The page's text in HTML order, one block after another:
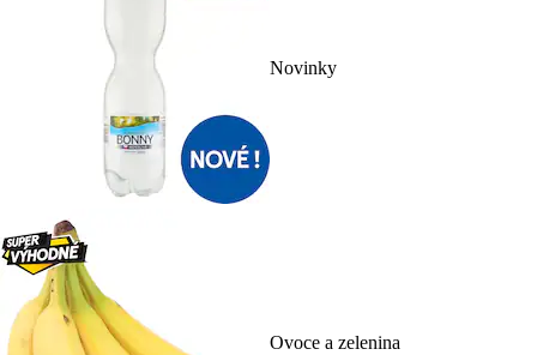
Novinky
Ovoce a zelenina